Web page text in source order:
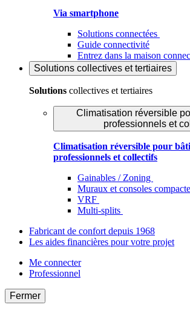
Via smartphone
Solutions connectées
Guide connectivité
Entrez dans la maison
Solutions collectives et tertiaires
Solutions collectives et tertiaires
Climatisation réversible
professionnels et
Climatisation réversible pour
professionnels et collectifs
Gainables / Zoning
Muraux et consoles
VRF
Multi-splits
Fabricant de confort depuis 1968
Les aides financières pour votre projet
Me connecter
Professionnel
Fermer